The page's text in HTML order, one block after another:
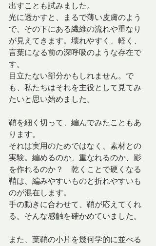
出すことも試みました。
光に透かすと、まるで薄い皮膚のよう
で、その下にある繊維の流れや重なり
が見えてきます。壊れやすく、軽く、
言葉になる前の深呼吸のような存在で
す。
目立たない部分かもしれません。で
も、私たちはそれを主役として見てみ
たいと思い始めました。
鞘を細く切って、編んでみたこともあ
ります。
それは実用のためではなく、素材との
実験。編めるのか、重なれるのか、影
を作れるのか？　乾くことで硬くなる
鞘は、編みやすいものと折れやすいも
のが混在します。
手の動きに合わせて、鞘が応えてくれ
る。そんな感触を確かめていました。
また、葉鞘の小片を幾何学的に並べる